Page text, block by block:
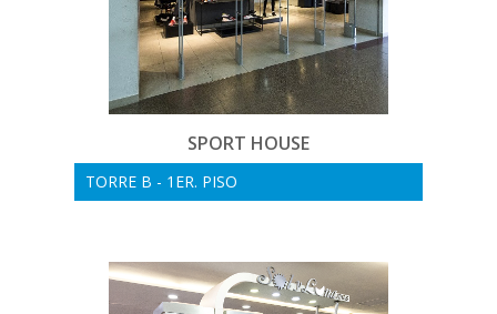
SPORT HOUSE
TORRE B - 1ER. PISO